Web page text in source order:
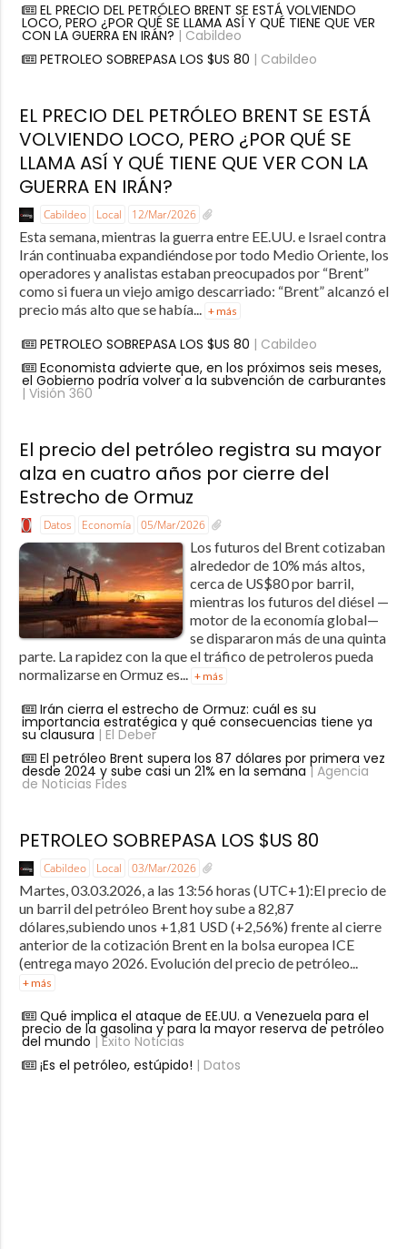
EL PRECIO DEL PETRÓLEO BRENT SE ESTÁ VOLVIENDO
LOCO, PERO ¿POR QUÉ SE LLAMA ASÍ Y QUÉ TIENE QUE VER
CON LA GUERRA EN IRÁN? | Cabildeo
PETROLEO SOBREPASA LOS $US 80 | Cabildeo
EL PRECIO DEL PETRÓLEO BRENT SE ESTÁ
VOLVIENDO LOCO, PERO ¿POR QUÉ SE
LLAMA ASÍ Y QUÉ TIENE QUE VER CON LA
GUERRA EN IRÁN?
Cabildeo Local 12/Mar/2026
Esta semana, mientras la guerra entre EE.UU. e Israel contra
Irán continuaba expandiéndose por todo Medio Oriente, los
operadores y analistas estaban preocupados por “Brent”
como si fuera un viejo amigo descarriado: “Brent” alcanzó el
precio más alto que se había... + más
PETROLEO SOBREPASA LOS $US 80 | Cabildeo
Economista advierte que, en los próximos seis meses,
el Gobierno podría volver a la subvención de carburantes
| Visión 360
El precio del petróleo registra su mayor
alza en cuatro años por cierre del
Estrecho de Ormuz
Datos Economía 05/Mar/2026
Los futuros del Brent cotizaban
alrededor de 10% más altos,
cerca de US$80 por barril,
mientras los futuros del diésel —
motor de la economía global—
se dispararon más de una quinta
parte. La rapidez con la que el tráfico de petroleros pueda
normalizarse en Ormuz es... + más
Irán cierra el estrecho de Ormuz: cuál es su
importancia estratégica y qué consecuencias tiene ya
su clausura | El Deber
El petróleo Brent supera los 87 dólares por primera vez
desde 2024 y sube casi un 21% en la semana | Agencia
de Noticias Fides
PETROLEO SOBREPASA LOS $US 80
Cabildeo Local 03/Mar/2026
Martes, 03.03.2026, a las 13:56 horas (UTC+1):El precio de
un barril del petróleo Brent hoy sube a 82,87
dólares,subiendo unos +1,81 USD (+2,56%) frente al cierre
anterior de la cotización Brent en la bolsa europea ICE
(entrega mayo 2026. Evolución del precio de petróleo...
+ más
Qué implica el ataque de EE.UU. a Venezuela para el
precio de la gasolina y para la mayor reserva de petróleo
del mundo | Éxito Noticias
¡Es el petróleo, estúpido! | Datos